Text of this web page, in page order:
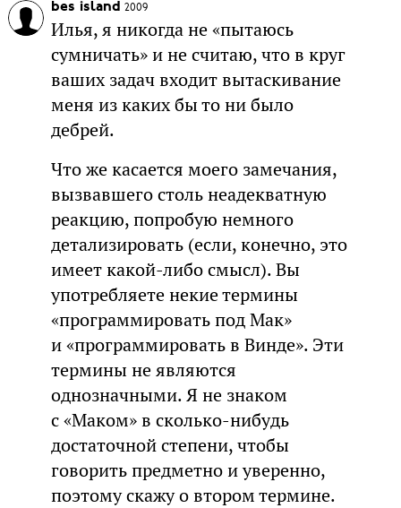
bes island 2009
Илья, я никогда не «пытаюсь
сумничать» и не считаю, что в круг
ваших задач входит вытаскивание
меня из каких бы то ни было
дебрей.
Что же касается моего замечания,
вызвавшего столь неадекватную
реакцию, попробую немного
детализировать (если, конечно, это
имеет какой-либо смысл). Вы
употребляете некие термины
«программировать под Мак»
и «программировать в Винде». Эти
термины не являются
однозначными. Я не знаком
с «Маком» в сколько-нибудь
достаточной степени, чтобы
говорить предметно и уверенно,
поэтому скажу о втором термине.